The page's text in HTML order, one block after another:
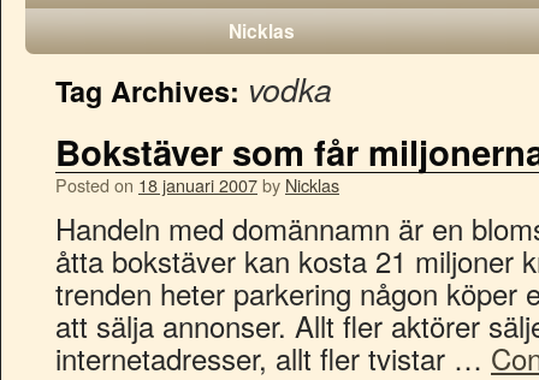
Nicklas
Tag Archives: vodka
Bokstäver som får
Posted on 18 januari 2007by Nicklas
Handeln med domännamn är en
åtta bokstäver kan kosta 21 miljoner
trenden heter parkering någon köper
att sälja annonser. Allt fler aktörer
internetadresser, allt fler tvistar …